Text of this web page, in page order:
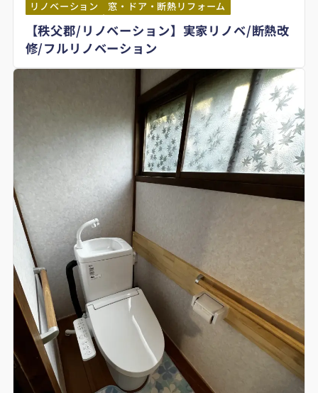
リノベーション 窓・ドア・断熱リフォーム
【秩父郡/リノベーション】実家リノベ/断熱改
修/フルリノベーション